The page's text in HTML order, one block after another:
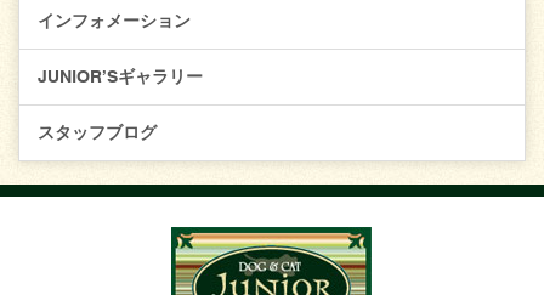
インフォメーション
JUNIOR’Sギャラリー
スタッフブログ